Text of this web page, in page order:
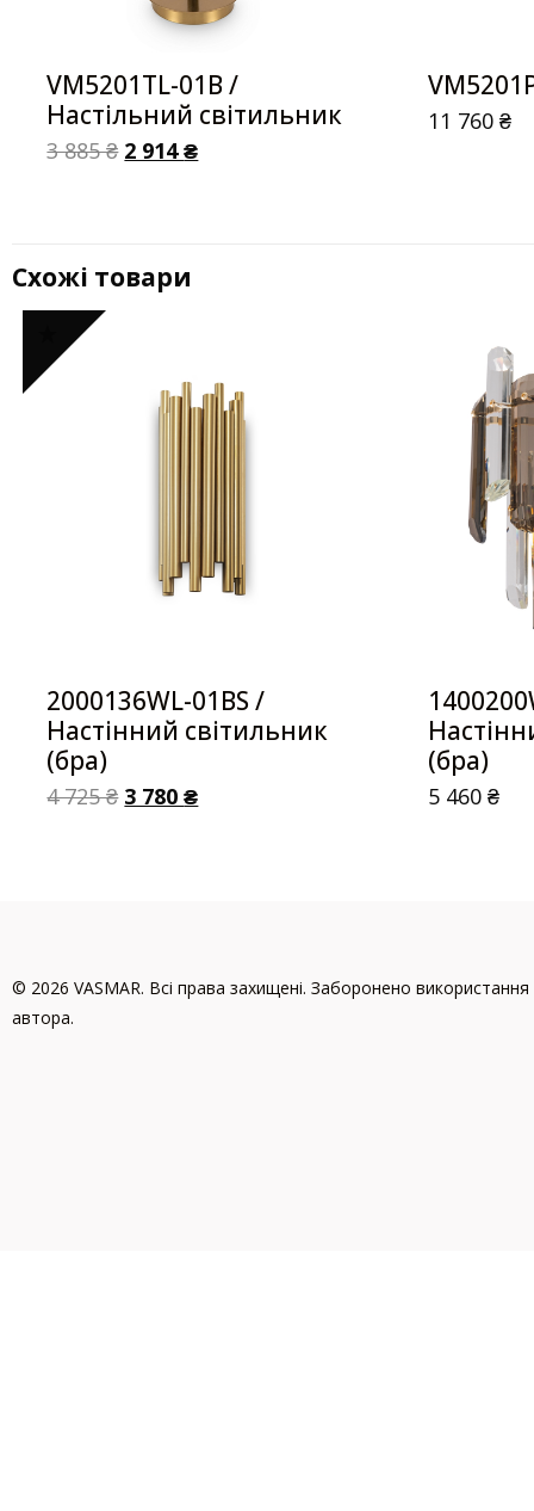
VM5201TL-01B /
Настільний світильник
3 885₴ 2 914₴
11 760₴
Схожі товари
2000136WL-01BS /
Настінний світильник
(бра)
4 725₴ 3 780₴
(бра)
5 460₴
© 2026 VASMAR. Всі права захищені. Заборонено використання
автора.